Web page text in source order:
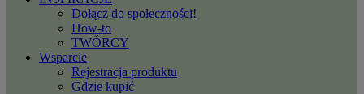
Dołącz do społeczności!
How-to
TWÓRCY
Wsparcie
Rejestracja produktu
Gdzie kupić